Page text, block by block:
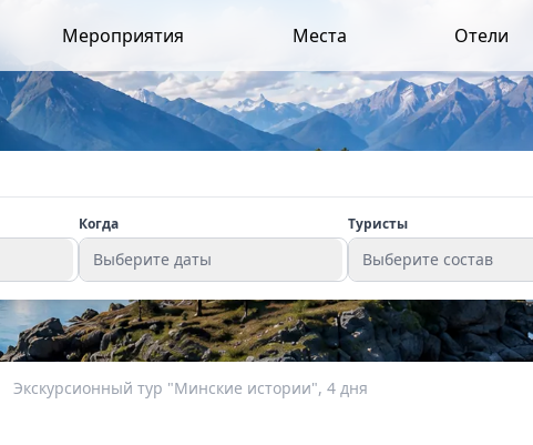
Мероприятия Места Отели
Когда
Выберите даты
Туристы
Выберите состав
Экскурсионный тур "Минские истории", 4 дня